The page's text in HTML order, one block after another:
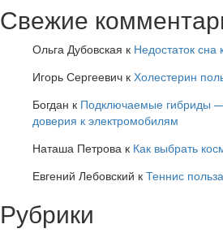
Свежие
Ольга Дубовская к Недостаток сна
Игорь Сергеевич к Холестерин
Богдан к Подключаемые гибриды
доверия к электромобилям
Наташа Петрова к Как выбрать
Евгений Лебовский к Теннис
Рубрики